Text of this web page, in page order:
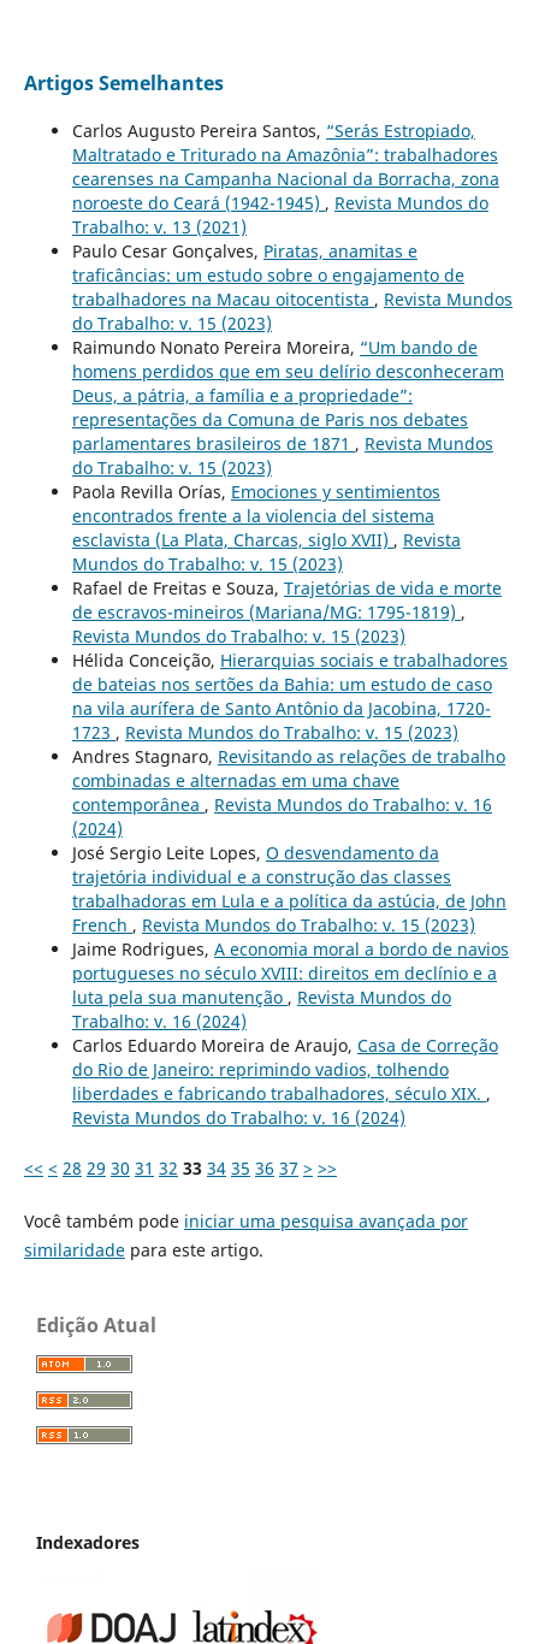
Artigos Semelhantes
Carlos Augusto Pereira Santos, “Serás Estropiado,
Maltratado e Triturado na Amazônia”: trabalhadores
cearenses na Campanha Nacional da Borracha, zona
noroeste do Ceará (1942-1945) , Revista Mundos do
Trabalho: v. 13 (2021)
Paulo Cesar Gonçalves, Piratas, anamitas e
traficâncias: um estudo sobre o engajamento de
trabalhadores na Macau oitocentista , Revista Mundos
do Trabalho: v. 15 (2023)
Raimundo Nonato Pereira Moreira, “Um bando de
homens perdidos que em seu delírio desconheceram
Deus, a pátria, a família e a propriedade”:
representações da Comuna de Paris nos debates
parlamentares brasileiros de 1871 , Revista Mundos
do Trabalho: v. 15 (2023)
Paola Revilla Orías, Emociones y sentimientos
encontrados frente a la violencia del sistema
esclavista (La Plata, Charcas, siglo XVII) , Revista
Mundos do Trabalho: v. 15 (2023)
Rafael de Freitas e Souza, Trajetórias de vida e morte
de escravos-mineiros (Mariana/MG: 1795-1819) ,
Revista Mundos do Trabalho: v. 15 (2023)
Hélida Conceição, Hierarquias sociais e trabalhadores
de bateias nos sertões da Bahia: um estudo de caso
na vila aurífera de Santo Antônio da Jacobina, 1720-
1723 , Revista Mundos do Trabalho: v. 15 (2023)
Andres Stagnaro, Revisitando as relações de trabalho
combinadas e alternadas em uma chave
contemporânea , Revista Mundos do Trabalho: v. 16
(2024)
José Sergio Leite Lopes, O desvendamento da
trajetória individual e a construção das classes
trabalhadoras em Lula e a política da astúcia, de John
French , Revista Mundos do Trabalho: v. 15 (2023)
Jaime Rodrigues, A economia moral a bordo de navios
portugueses no século XVIII: direitos em declínio e a
luta pela sua manutenção , Revista Mundos do
Trabalho: v. 16 (2024)
Carlos Eduardo Moreira de Araujo, Casa de Correção
do Rio de Janeiro: reprimindo vadios, tolhendo
liberdades e fabricando trabalhadores, século XIX. ,
Revista Mundos do Trabalho: v. 16 (2024)
<< < 28 29 30 31 32 33 34 35 36 37 > >>
Você também pode iniciar uma pesquisa avançada por
similaridadepara este artigo.
Edição Atual
Indexadores